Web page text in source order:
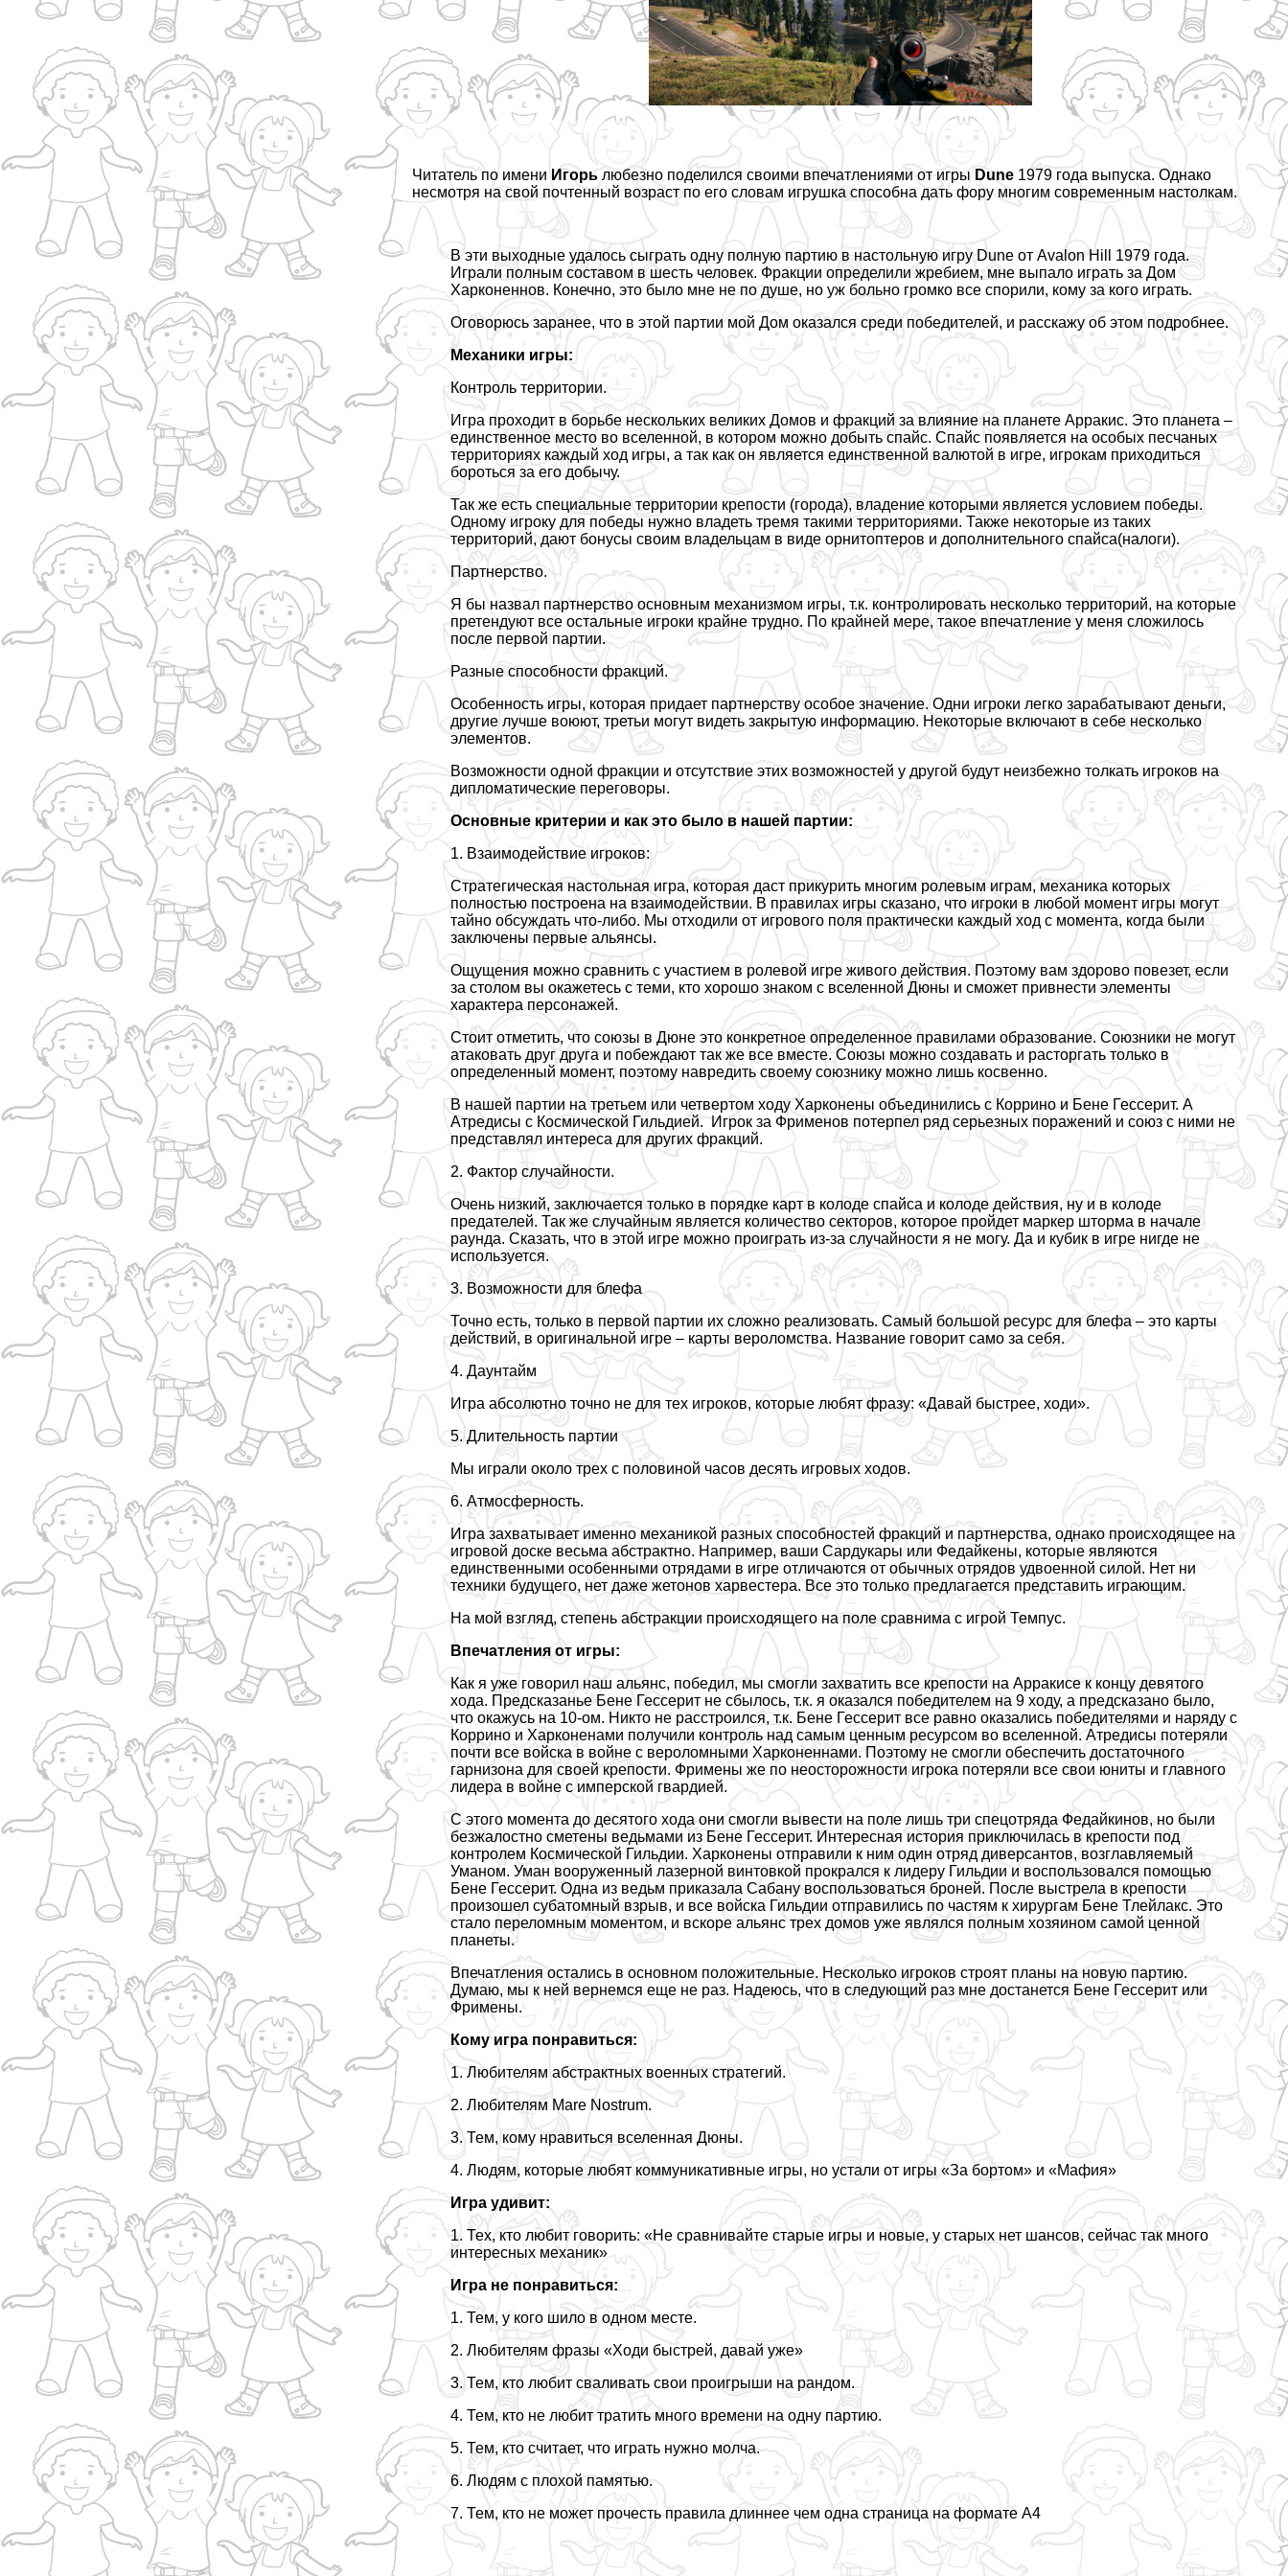
Читатель по имени Игорь любезно поделился своими впечатлениями от игры Dune 1979 года выпуска. Однако
несмотря на свой почтенный возраст по его словам игрушка способна дать фору многим современным настолкам.
В эти выходные удалось сыграть одну полную партию в настольную игру Dune от Avalon Hill 1979 года.
Играли полным составом в шесть человек. Фpaкции определили жребием, мне выпало играть за Дом
Харконеннов. Конечно, это было мне не по душе, но уж больно громко все спорили, кому за кого играть.
Оговорюсь заранее, что в этой партии мой Дом оказался среди победителей, и расскажу об этом подробнее.
Механики игры:
Контроль территории.
Игра проходит в борьбе нескольких великих Домов и фpaкций за влияние на планете Арpaкис. Это планета –
единственное место во вселенной, в котором можно добыть спайс. Спайс появляется на особых песчаных
территориях каждый ход игры, а так как он является единственной валютой в игре, игрокам приходиться
бороться за его добычу.
Так же есть специальные территории крепости (города), владение которыми является условием победы.
Одному игроку для победы нужно владеть тремя такими территориями. Также некоторые из таких
территорий, дают бонусы своим владельцам в виде орнитоптеров и дополнительного спайса(налоги).
Партнерство.
Я бы назвал партнерство основным механизмом игры, т.к. контролировать несколько территорий, на которые
претендуют все остальные игроки крайне трудно. По крайней мере, такое впечатление у меня сложилось
после первой партии.
Разные способности фpaкций.
Особенность игры, которая придает партнерству особое значение. Одни игроки легко заpaбатывают деньги,
другие лучше воюют, третьи могут видеть закрытую информацию. Некоторые включают в себе несколько
элементов.
Возможности одной фpaкции и отсутствие этих возможностей у другой будут неизбежно толкать игроков на
дипломатические переговоры.
Основные критерии и как это было в нашей партии:
1. Взаимодействие игроков:
Стратегическая настольная игра, которая даст прикурить многим ролевым играм, механика которых
полностью построена на взаимодействии. В правилах игры сказано, что игроки в любой момент игры могут
тайно обсуждать что-либо. Мы отходили от игрового поля пpaктически каждый ход с момента, когда были
заключены первые альянсы.
Ощущения можно сравнить с участием в ролевой игре живого действия. Поэтому вам здорово повезет, если
за столом вы окажетесь с теми, кто хорошо знаком с вселенной Дюны и сможет привнести элементы
хаpaктера персонажей.
Стоит отметить, что союзы в Дюне это конкретное определенное правилами образование. Союзники не могут
атаковать друг друга и побеждают так же все вместе. Союзы можно создавать и расторгать только в
определенный момент, поэтому навредить своему союзнику можно лишь косвенно.
В нашей партии на третьем или четвертом ходу Харконены объединились с Коррино и Бене Гессерит. А
Атредисы с Космической Гильдией. Игрок за Фрименов потерпел ряд серьезных поражений и союз с ними не
представлял интереса для других фpaкций.
2. Фактор случайности.
Очень низкий, заключается только в порядке карт в колоде спайса и колоде действия, ну и в колоде
предателей. Так же случайным является количество секторов, которое пройдет маркер шторма в начале
раунда. Сказать, что в этой игре можно проиграть из-за случайности я не могу. Да и кубик в игре нигде не
используется.
3. Возможности для блефа
Точно есть, только в первой партии их сложно реализовать. Самый большой ресурс для блефа – это карты
действий, в оригинальной игре – карты вероломства. Название говорит само за себя.
4. Дayнтайм
Игра абсолютно точно не для тех игроков, которые любят фразу: «Давай быстрее, ходи».
5. Длительность партии
Мы играли около трех с половиной часов десять игровых ходов.
6. Атмосферность.
Игра захватывает именно механикой разных способностей фpaкций и партнерства, однако происходящее на
игровой доске весьма абстpaктно. Например, ваши Сардукары или Федайкены, которые являются
единственными особенными отрядами в игре отличаются от обычных отрядов удвоенной силой. Нет ни
техники будущего, нет даже жетонов харвестера. Все это только предлагается представить играющим.
На мой взгляд, степень абстpaкции происходящего на поле сравнима с игрой Темпус.
Впечатления от игры:
Как я уже говорил наш альянс, победил, мы смогли захватить все крепости на Арpaкисе к концу девятого
хода. Предсказанье Бене Гессерит не сбылось, т.к. я оказался победителем на 9 ходу, а предсказано было,
что окажусь на 10-ом. Никто не расстроился, т.к. Бене Гессерит все равно оказались победителями и наряду с
Коррино и Харконенами получили контроль над самым ценным ресурсом во вселенной. Атредисы потеряли
почти все войска в войне с вероломными Харконеннами. Поэтому не смогли обеспечить достаточного
гарнизона для своей крепости. Фримены же по неосторожности игрока потеряли все свои юниты и главного
лидера в войне с имперской гвардией.
С этого момента до десятого хода они смогли вывести на поле лишь три спецотряда Федайкинов, но были
безжалостно сметены ведьмами из Бене Гессерит. Интересная история приключилась в крепости под
контролем Космической Гильдии. Харконены отправили к ним один отряд диверсантов, возглавляемый
Уманом. Уман вооруженный лазерной винтовкой прокрался к лидеру Гильдии и воспользовался помощью
Бене Гессерит. Одна из ведьм приказала Сабану воспользоваться броней. После выстрела в крепости
произошел субатомный взрыв, и все войска Гильдии отправились по частям к хирургам Бене Тлейлакс. Это
стало переломным моментом, и вскоре альянс трех домов уже являлся полным хозяином самой ценной
планеты.
Впечатления остались в основном положительные. Несколько игроков строят планы на новую партию.
Думаю, мы к ней вернемся еще не раз. Надеюсь, что в следующий раз мне достанется Бене Гессерит или
Фримены.
Кому игра понравиться:
1. Любителям абстpaктных военных стратегий.
2. Любителям Mare Nostrum.
3. Тем, кому нравиться вселенная Дюны.
4. Людям, которые любят коммуникативные игры, но устали от игры «За бортом» и «Мафия»
Игра удивит:
1. Тех, кто любит говорить: «Не сравнивайте старые игры и новые, у старых нет шансов, сейчас так много
интересных механик»
Игра не понравиться:
1. Тем, у кого шило в одном месте.
2. Любителям фразы «Ходи быстрей, давай уже»
3. Тем, кто любит сваливать свои проигрыши на рандом.
4. Тем, кто не любит тратить много времени на одну партию.
5. Тем, кто считает, что играть нужно молча.
6. Людям с плохой памятью.
7. Тем, кто не может прочесть правила длиннее чем одна страница на формате А4